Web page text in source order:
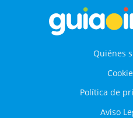
Quiénes
Política de
Aviso